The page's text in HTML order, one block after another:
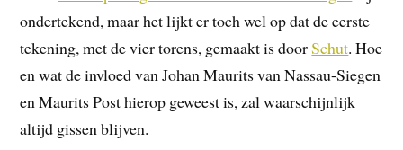
ondertekend, maar het lijkt er toch wel op dat de eerste
tekening, met de vier torens, gemaakt is doorSchut. Hoe
en wat de invloed van Johan Maurits van Nassau-Siegen
en Maurits Post hierop geweest is, zal waarschijnlijk
altijd gissen blijven.